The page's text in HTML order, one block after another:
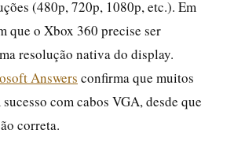
(480p, 720p, 1080p, etc.). Em
que o Xbox 360 precise ser
resolução nativa do display.
Answers confirma que muitos
com cabos VGA, desde que
correta.